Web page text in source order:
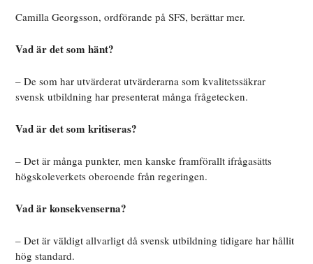
Camilla Georgsson, ordförande på SFS, berättar mer.
Vad är det som hänt?
– De som har utvärderat utvärderarna som kvalitetssäkrar
svensk utbildning har presenterat många frågetecken.
Vad är det som kritiseras?
– Det är många punkter, men kanske framförallt ifrågasätts
högskoleverkets oberoende från regeringen.
Vad är konsekvenserna?
– Det är väldigt allvarligt då svensk utbildning tidigare har hållit
hög standard.